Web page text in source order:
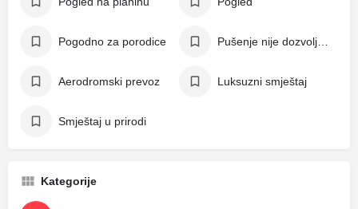
Pogodno za porodice
Aerodromski prevoz Luksuzni smještaj
Smještaj u prirodi
Kategorije